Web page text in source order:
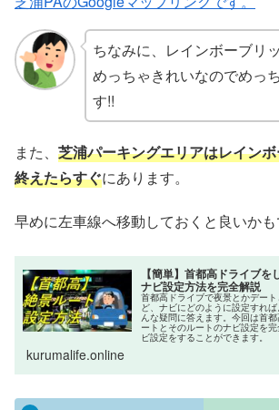
ちなみに、レインボーブリ
めっちゃきれいなのでめっ
す!!
また、 芝浦パーキングエリアはレイン
終えたらすぐにあります。
早めに左車線へ移動しておくと良いかも
【簡単】首都高ドライブ
ナビ設定方法を完全解説
首都高ドライブで夜景とかデー
ど、ナビにどのように設定すれ
んな疑問に答えます。今回は首
ートとそのルートのナビ設定を
ビ設定をすることができます。
kurumalife.online